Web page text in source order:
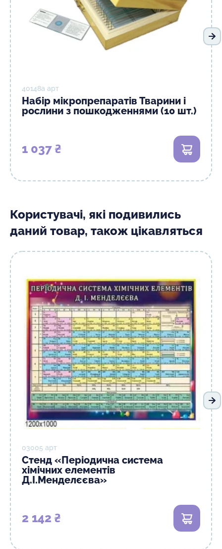
40148а арт
Набір мікропрепаратів Тварини і
рослини з пошкодженнями (10 шт.)
1 037 ₴ В кошик
Користувачі, які подивились
даний товар, також цікавляться
03005 арт
Стенд «Періодична система
хімічних елементів
Д.І.Менделєєва»
2 142 ₴ В кошик